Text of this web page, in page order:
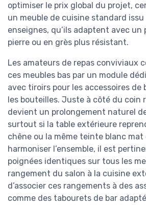
optimiser le prix global du projet,
un meuble de cuisine standard
enseignes, qu’ils adaptent avec un
pierre ou en grès plus résistant.
Les amateurs de repas conviviaux
ces meubles bas par un module
avec tiroirs pour les accessoires de
les bouteilles. Juste à côté du coin
devient un prolongement naturel
surtout si la table extérieure
chêne ou la même teinte blanc
harmoniser l’ensemble, il est
poignées identiques sur tous les
rangement du salon à la cuisine
d’associer ces rangements à des
comme des tabourets de bar